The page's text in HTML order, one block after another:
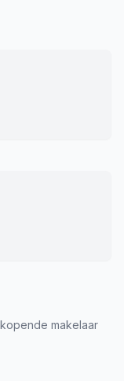
makelaar